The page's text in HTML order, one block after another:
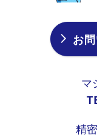
お
マ
精